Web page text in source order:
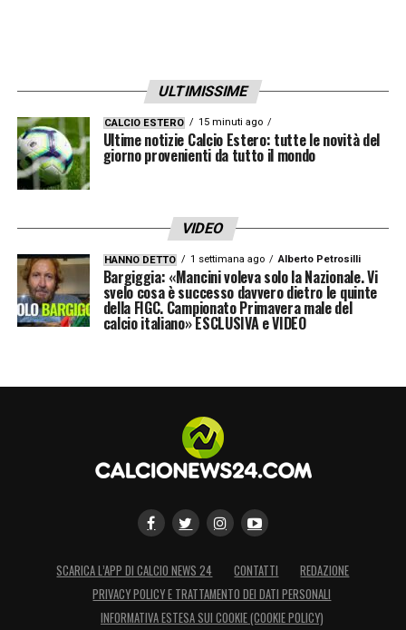
ULTIMISSIME
CALCIO ESTERO 15 minuti ago
Ultime notizie Calcio Estero: tutte le novità del
giorno provenienti da tutto il mondo
VIDEO
HANNO DETTO 1 settimana ago Alberto Petrosilli
Bargiggia: «Mancini voleva solo la Nazionale. Vi
svelo cosa è successo davvero dietro le quinte
della FIGC. Campionato Primavera male del
calcio italiano» ESCLUSIVA e VIDEO
SCARICA L’APP DI CALCIO NEWS 24 CONTATTI
REDAZIONE
PRIVACY POLICY E TRATTAMENTO DEI DATI PERSONALI
INFORMATIVA ESTESA SUI COOKIE (COOKIE POLICY)